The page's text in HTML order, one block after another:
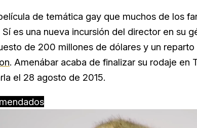
de temática gay que muchos de los
es una nueva incursión del director en su
de 200 millones de dólares y un
. Amenábar acaba de finalizar su rodaje en
el 28 agosto de 2015.